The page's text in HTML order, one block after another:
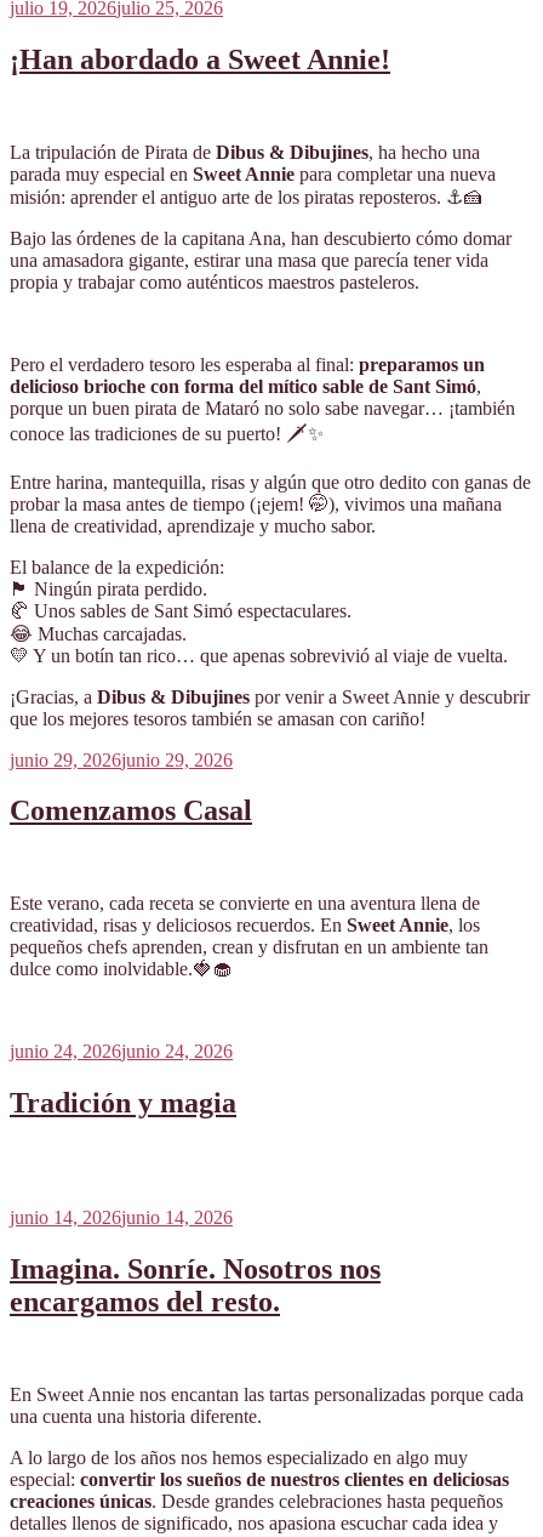
Publicado
julio 19, 2026julio 25, 2026
¡Han abordado a Sweet Annie!
La tripulación de Pirata de Dibus & Dibujines, ha hecho una
parada muy especial en Sweet Annie para completar una nueva
misión: aprender el antiguo arte de los piratas reposteros. ⚓🍰
Bajo las órdenes de la capitana Ana, han descubierto cómo domar
una amasadora gigante, estirar una masa que parecía tener vida
propia y trabajar como auténticos maestros pasteleros.
Pero el verdadero tesoro les esperaba al final: preparamos un
delicioso brioche con forma del mítico sable de Sant Simó,
porque un buen pirata de Mataró no solo sabe navegar… ¡también
conoce las tradiciones de su puerto! 🗡️✨
Entre harina, mantequilla, risas y algún que otro dedito con ganas de
probar la masa antes de tiempo (¡ejem! 🤭), vivimos una mañana
llena de creatividad, aprendizaje y mucho sabor.
El balance de la expedición:
🏴 Ningún pirata perdido.
🥐 Unos sables de Sant Simó espectaculares.
😂 Muchas carcajadas.
💛 Y un botín tan rico… que apenas sobrevivió al viaje de vuelta.
¡Gracias, a Dibus & Dibujines por venir a Sweet Annie y descubrir
que los mejores tesoros también se amasan con cariño!
Publicado
junio 29, 2026junio 29, 2026
Comenzamos Casal
Este verano, cada receta se convierte en una aventura llena de
creatividad, risas y deliciosos recuerdos. En Sweet Annie, los
pequeños chefs aprenden, crean y disfrutan en un ambiente tan
dulce como inolvidable.🍓🧁
Publicado
junio 24, 2026junio 24, 2026
Tradición y magia
Publicado
junio 14, 2026junio 14, 2026
Imagina. Sonríe. Nosotros nos
encargamos del resto.
En Sweet Annie nos encantan las tartas personalizadas porque cada
una cuenta una historia diferente.
A lo largo de los años nos hemos especializado en algo muy
especial: convertir los sueños de nuestros clientes en deliciosas
creaciones únicas. Desde grandes celebraciones hasta pequeños
detalles llenos de significado, nos apasiona escuchar cada idea y